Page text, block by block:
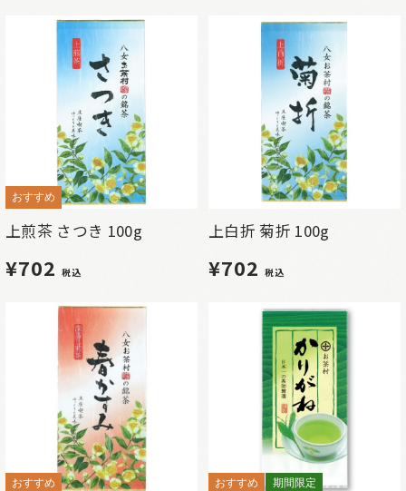
おすすめ
上煎茶 さつき 100g
¥702税込
上白折 菊折 100g
¥702税込
おすすめ おすすめ 期間限定